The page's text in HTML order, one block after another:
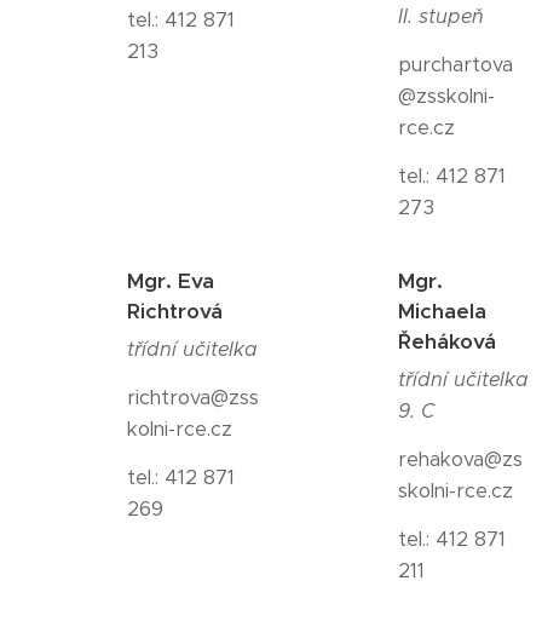
tel.: 412 871
213
II. stupeň
purchartova
@zsskolni-
rce.cz
tel.: 412 871
273
Mgr. Eva
Richtrová
třídní učitelka
richtrova@zss
kolni-rce.cz
tel.: 412 871
269
Mgr.
Michaela
Řeháková
třídní učitelka
9. C
rehakova@zs
skolni-rce.cz
tel.: 412 871
211